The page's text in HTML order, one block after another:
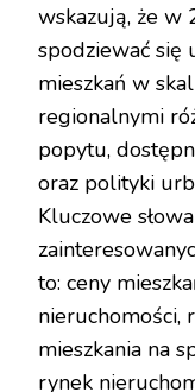
wskazują, że w
spodziewać się
mieszkań w
regionalnymi
popytu,
oraz polityki
Kluczowe
to: ceny
nieruchomości,
mieszkania na
rynek